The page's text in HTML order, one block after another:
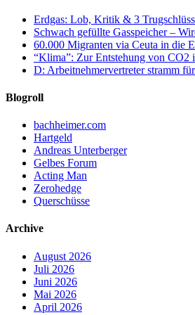
Erdgas: Lob, Kritik & 3
Schwach gefüllte Gasspeicher –
60.000 Migranten via Ceuta in die
“Klima”: Zur Entstehung von CO2
D: Arbeitnehmervertreter stramm
Blogroll
bachheimer.com
Hartgeld
Andreas Unterberger
Gelbes Forum
Acting Man
Zerohedge
Querschüsse
Archive
August 2026
Juli 2026
Juni 2026
Mai 2026
April 2026